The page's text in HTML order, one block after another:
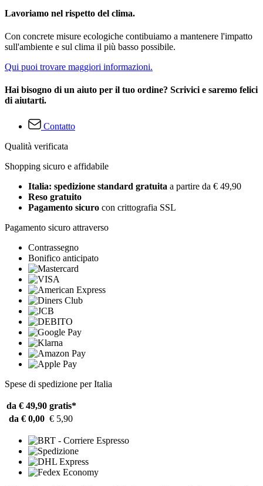
Lavoriamo nel rispetto del clima.
Con concrete misure ecologiche contibuiamo a mantenere l'impatto
sull'ambiente e sul clima il più basso possibile.
Qui puoi trovare maggiori informazioni.
Hai bisogno di un aiuto per il tuo ordine? Scrivici e saremo felici
di aiutarti.
Contatto
Qualità verificata
Shopping sicuro e affidabile
Italia: spedizione standard gratuita a partire da € 49,90
Reso gratuito
Pagamento sicuro con crittografia SSL
Pagamento sicuro attraverso
Contrassegno
Bonifico anticipato
Spese di spedizione per Italia
da € 49,90 gratis*
da € 0,00 € 5,90